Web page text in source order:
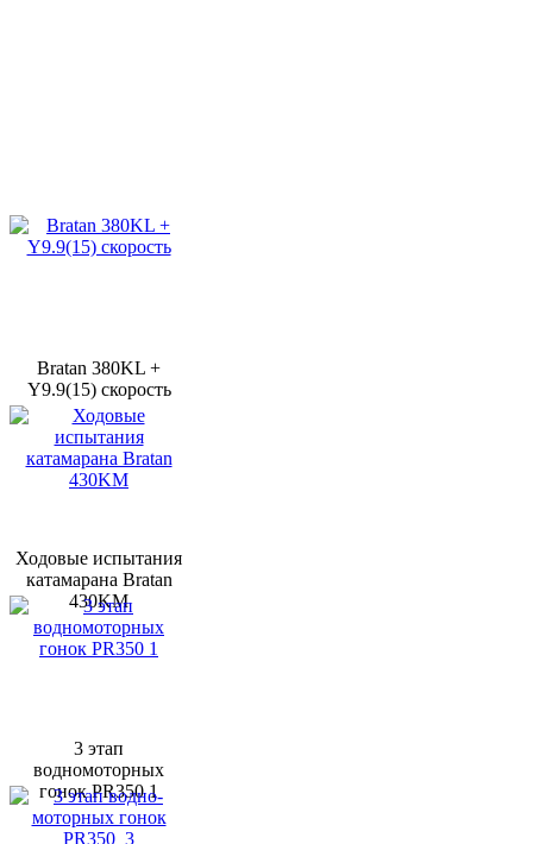
Bratan 380KL +
Y9.9(15) скорость
Ходовые испытания
катамарана Bratan
430KM
3 этап
водномоторных
гонок PR350 1